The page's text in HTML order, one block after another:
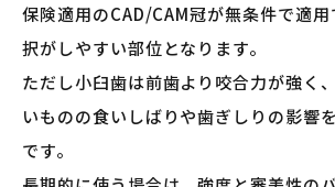
保険適用のCAD/CAM冠が無条件で適
択がしやすい部位となります。
ただし小臼歯は前歯より咬合力が強く
いものの食いしばりや歯ぎしりの影響
です。